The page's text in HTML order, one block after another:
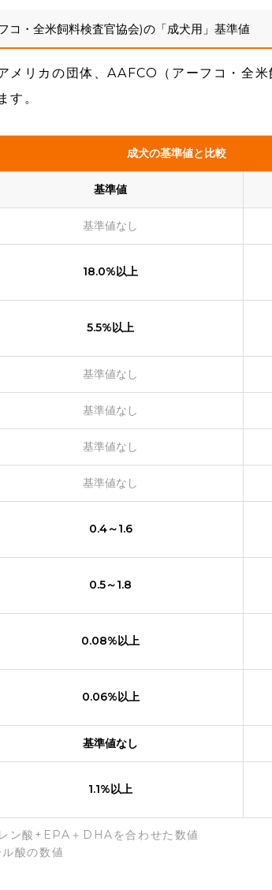
コ・全米飼料検査官協会)の「成犬用」基準値
メリカの団体、AAFCO（アーフコ・全
す。
成犬の基準値と比較
基準値
基準値なし
18.0%以上
5.5%以上
基準値なし
基準値なし
基準値なし
基準値なし
0.4～1.6
0.5～1.8
0.08%以上
0.06%以上
基準値なし
1.1%以上
ン酸+EPA＋DHAを合わせた数値
酸の数値